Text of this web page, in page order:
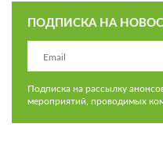
ПОДПИСКА НА
Подписка на рассылку
мероприятий, проводимых